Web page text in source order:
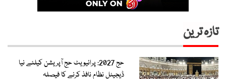
تازہ ترین
حج 2027: پرائیویٹ حج آپریشن کیلئے نیا
ڈیجیٹل نظام نافذ کرنے کا فیصلہ